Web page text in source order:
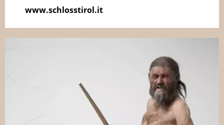
www.schlosstirol.it